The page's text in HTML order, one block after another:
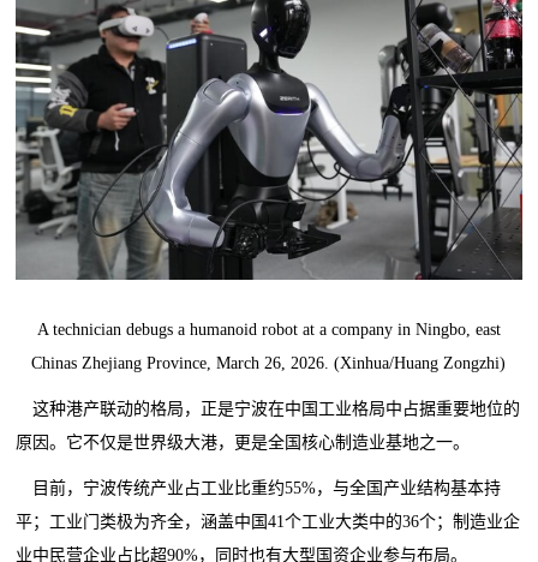
A technician debugs a humanoid robot at a company in Ningbo, east
Chinas Zhejiang Province, March 26, 2026. (Xinhua/Huang Zongzhi)
这种港产联动的格局，正是宁波在中国工业格局中占据重要地位的
原因。它不仅是世界级大港，更是全国核心制造业基地之一。
目前，宁波传统产业占工业比重约55%，与全国产业结构基本持
平；工业门类极为齐全，涵盖中国41个工业大类中的36个；制造业企
业中民营企业占比超90%，同时也有大型国资企业参与布局。